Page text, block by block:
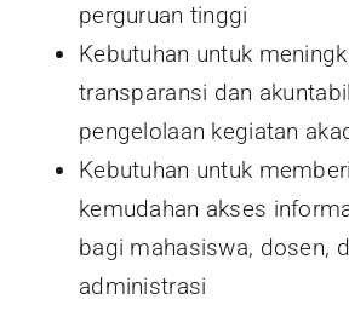
perguruan tinggi
Kebutuhan untuk
transparansi dan
pengelolaan kegiatan
Kebutuhan untuk
kemudahan akses
bagi mahasiswa, dosen,
administrasi